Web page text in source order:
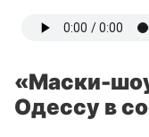
«Маски-
Одессу в